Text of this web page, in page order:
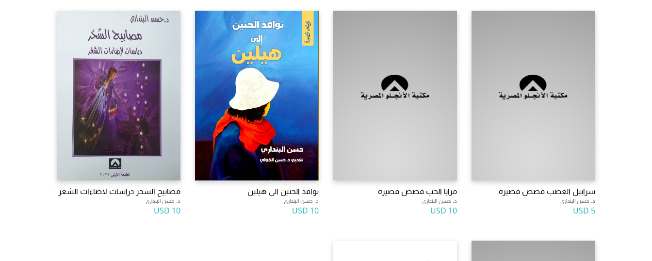
سرابيل الغضب قصص قصيرة
د. حسن البندارى
5 USD
مرايا الحب قصص قصيرة
د. حسن البندارى
10 USD
نوافذ الحنين الى هيلين
د. حسن البندارى
10 USD
مصابيح السحر دراسات لاضاءات الشعر
د. حسن البندارى
10 USD